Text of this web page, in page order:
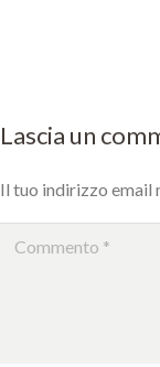
Lascia un
Il tuo indirizzo email